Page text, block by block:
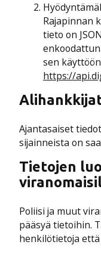
Rajapinnan
tieto on
sen
https://
Ajantasaiset
sijainneista on
Tietojen
Poliisi ja muut
pääsyä tietoihin.
henkilötietoja